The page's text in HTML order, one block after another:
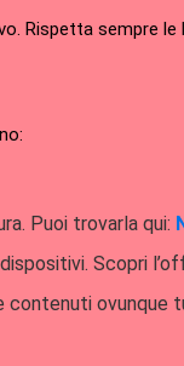
Rispetta sempre
Puoi trovarla qui:
Scopri
contenuti ovunque